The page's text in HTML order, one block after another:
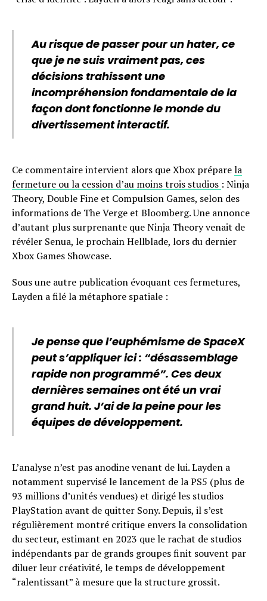
Au risque de passer pour un hater, ce
que je ne suis vraiment pas, ces
décisions trahissent une
incompréhension fondamentale de la
façon dont fonctionne le monde du
divertissement interactif.
Ce commentaire intervient alors que Xbox préparela
fermeture ou la cession d’au moins trois studios : Ninja
Theory, Double Fine et Compulsion Games, selon des
informations de The Verge et Bloomberg. Une annonce
d’autant plus surprenante que Ninja Theory venait de
révéler Senua, le prochain Hellblade, lors du dernier
Xbox Games Showcase.
Sous une autre publication évoquant ces fermetures,
Layden a filé la métaphore spatiale :
Je pense que l’euphémisme de SpaceX
peut s’appliquer ici : “désassemblage
rapide non programmé”. Ces deux
dernières semaines ont été un vrai
grand huit. J’ai de la peine pour les
équipes de développement.
L’analyse n’est pas anodine venant de lui. Layden a
notamment supervisé le lancement de la PS5 (plus de
93 millions d’unités vendues) et dirigé les studios
PlayStation avant de quitter Sony. Depuis, il s’est
régulièrement montré critique envers la consolidation
du secteur, estimant en 2023 que le rachat de studios
indépendants par de grands groupes finit souvent par
diluer leur créativité, le temps de développement
“ralentissant” à mesure que la structure grossit.